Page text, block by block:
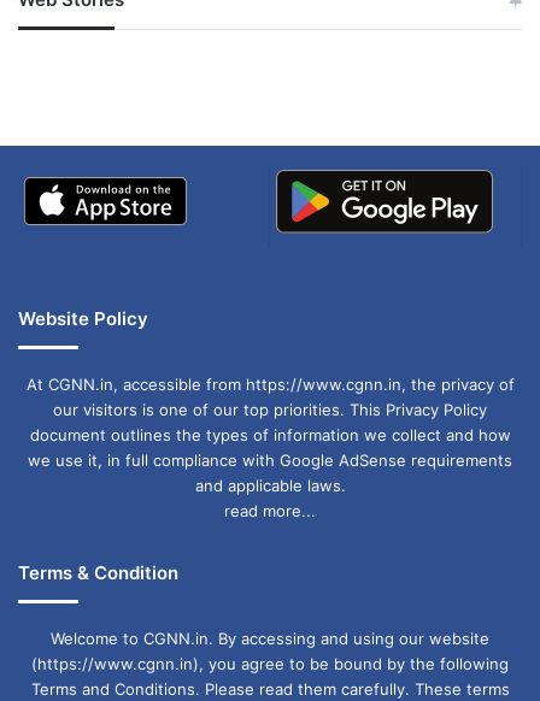
मांग की है कि दोषी व्यक्ति के खिलाफ कानून के तहत सख्त
करने से पहले उसके तथ्यों की जांच जरूर करें।
युवा कांग्रेस ने भरोसा दिलाया है कि वह हमेशा शांति,
रहेगी।
Youth Congress Statement on Raipur
Disturbance:
छत्तीसगढ़ रायपुर
जम्मू-कश्मीर में बारिश से
अपडेट
खाई में धक्का… आरोपियों ने
Website Policy
At CGNN.in, accessible from https://www.cgnn.in, the privacy of
our visitors is one of our top priorities. This Privacy Policy
document outlines the types of information we collect and how
we use it, in full compliance with Google AdSense requirements
and applicable laws.
read more...
Terms & Condition
Welcome to CGNN.in. By accessing and using our website
(https://www.cgnn.in), you agree to be bound by the following
Terms and Conditions. Please read them carefully. These terms